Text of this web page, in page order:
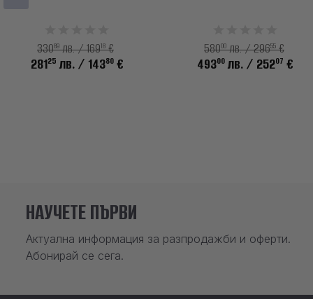
33089лв. / 16918€
28125 лв./ 14380€
58000лв. / 29655€
49300 лв./ 25207 €
НАУЧЕТЕ ПЪРВИ
Актуална информация за разпродажби и оферти.
Абонирай се сега.